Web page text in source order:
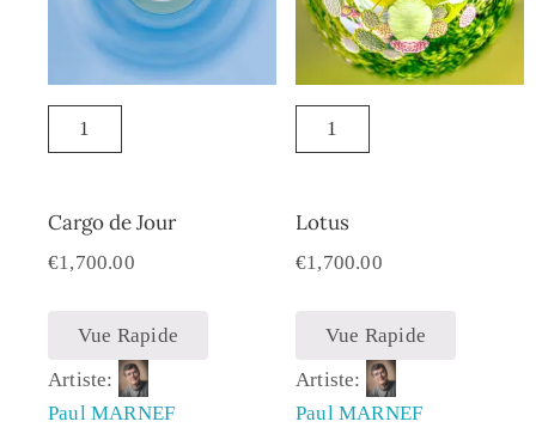
Cargo de Jour
€1,700.00
Vue Rapide
Artiste:
Paul MARNEF
Lotus
€1,700.00
Vue Rapide
Artiste:
Paul MARNEF